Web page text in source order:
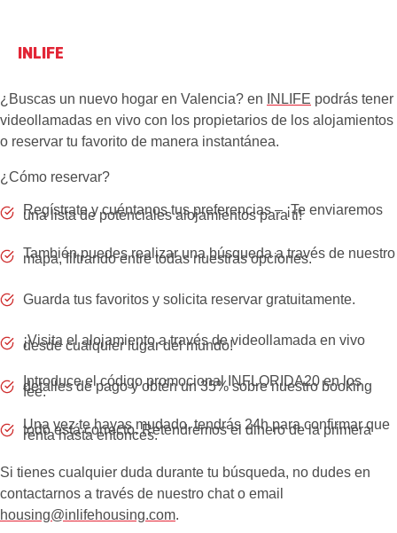
INLIFE
¿Buscas un nuevo hogar en Valencia? en INLIFE podrás tener
videollamadas en vivo con los propietarios de los alojamientos
o reservar tu favorito de manera instantánea.
¿Cómo reservar?
Regístrate y cuéntanos tus preferencias – ¡Te enviaremos
una lista de potenciales alojamientos para ti!
También puedes realizar una búsqueda a través de nuestro
mapa, filtrando entre todas nuestras opciones.
Guarda tus favoritos y solicita reservar gratuitamente.
¡Visita el alojamiento a través de videollamada en vivo
desde cualquier lugar del mundo!
Introduce el código promocional INFLORIDA20 en los
detalles de pago y obtén un 35% sobre nuestro booking
fee.
Una vez te hayas mudado, tendrás 24h para confirmar que
todo está correcto. Retendremos el dinero de la primera
renta hasta entonces.
Si tienes cualquier duda durante tu búsqueda, no dudes en
contactarnos a través de nuestro chat o email
housing@inlifehousing.com.